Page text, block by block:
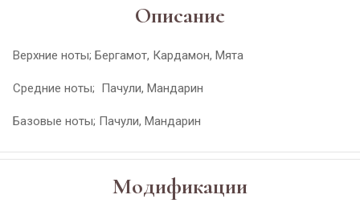
Описание
Верхние ноты; Бергамот, Кардамон, Мята
Средние ноты; Пачули, Мандарин
Базовые ноты; Пачули, Мандарин
Модификации